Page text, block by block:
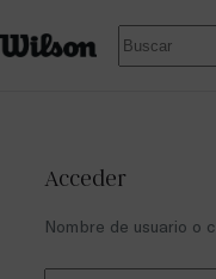
Acceder
Nombre de usuario o